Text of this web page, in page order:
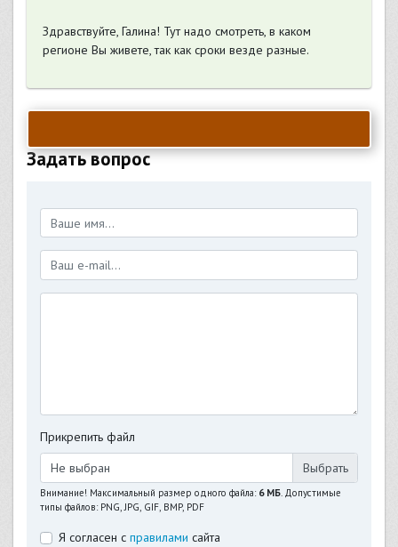
Здравствуйте, Галина! Тут надо смотреть, в каком
регионе Вы живете, так как сроки везде разные.
Задать вопрос
Прикрепить файл
Не выбран
Внимание! Максимальный размер одного файла: 6 МБ. Допустимые
типы файлов: PNG, JPG, GIF, BMP, PDF
Я согласен с правилами сайта